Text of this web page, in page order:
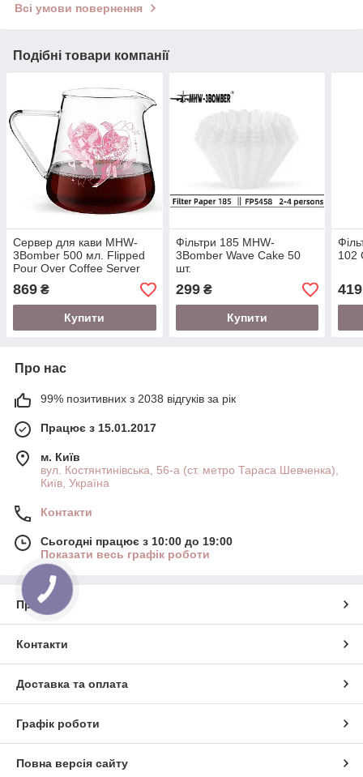
Всі умови повернення
Подібні товари компанії
Сервер для кави MHW-
3Bomber 500 мл. Flipped
Pour Over Coffee Server
869 ₴
Купити
Фільтри 185 MHW-
3Bomber Wave Cake 50
шт.
299₴
Купити
102
419
Про нас
99% позитивних з 2038 відгуків за рік
Працює з 15.01.2017
м. Київ
вул. Костянтинівська, 56-а (ст. метро Тараса Шевченка),
Київ, Україна
Контакти
Сьогодні працює з 10:00 до 19:00
Показати весь графік роботи
Про нас
Контакти
Доставка та оплата
Графік роботи
Повна версія сайту